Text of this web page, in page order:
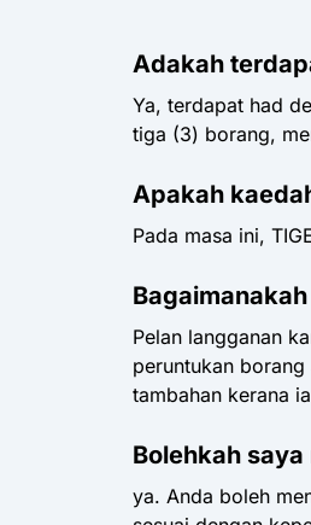
Adakah
Ya, terdapat had
tiga (3) borang,
Apakah
Pada masa ini,
Pelan langganan
peruntukan
tambahan kerana
Bolehkah
ya. Anda boleh